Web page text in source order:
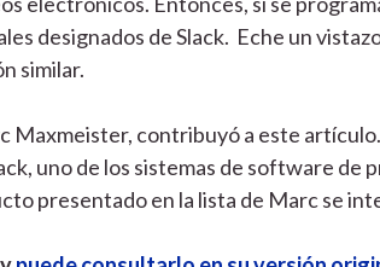
designados de Slack. Eche un
similar.
Maxmeister, contribuyó a este
uno de los sistemas de software de
presentado en la lista de Marc se